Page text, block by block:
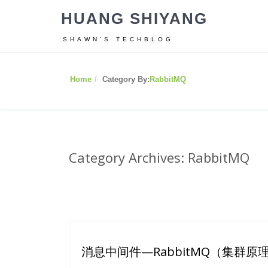
HUANG SHIYANG
SHAWN’S TECHBLOG
Home Category By: RabbitMQ
Category Archives: RabbitMQ
消息中间件—RabbitMQ（集群原